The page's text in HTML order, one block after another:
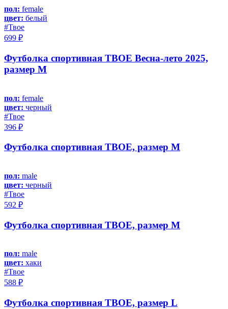
пол: female
цвет: белый
#Твое
699 ₽
Футболка спортивная ТВОЕ Весна-лето 2025,
размер M
пол: female
цвет: черный
#Твое
396 ₽
Футболка спортивная ТВОЕ, размер M
пол: male
цвет: черный
#Твое
592 ₽
Футболка спортивная ТВОЕ, размер M
пол: male
цвет: хаки
#Твое
588 ₽
Футболка спортивная ТВОЕ, размер L